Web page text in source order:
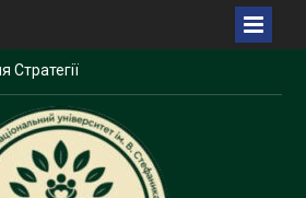
Стратегії
політики і
простору у
доцентку